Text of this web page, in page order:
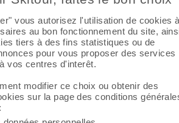
la Tuile au dessus de Notre Dame
Merci pour vos retours.
vous autorisez l'utilisation de cookies à
au bon fonctionnement du site,
tiers à des fins statistiques ou de
pour vous proposer des services
vos centres d'interêt.
modifier ce choix ou obtenir des
sur la page des conditions